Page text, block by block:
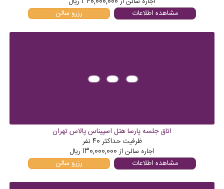
مشاهده اطلاعات
رزرو سالن
اتاق جلسه پارسا هتل اسپیناس پالاس تهران
ظرفیت حداکثر 40 نفر
اجاره سالن از130,000,000 ریال
مشاهده اطلاعات
رزرو سالن